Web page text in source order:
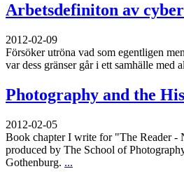
Arbetsdefiniton av
2012-02-09
Försöker utröna vad som egentligen
var dess gränser går i ett samhälle med
Photography and the
2012-02-05
Book chapter I write for "The Reader -
produced by The School of
Gothenburg. ...